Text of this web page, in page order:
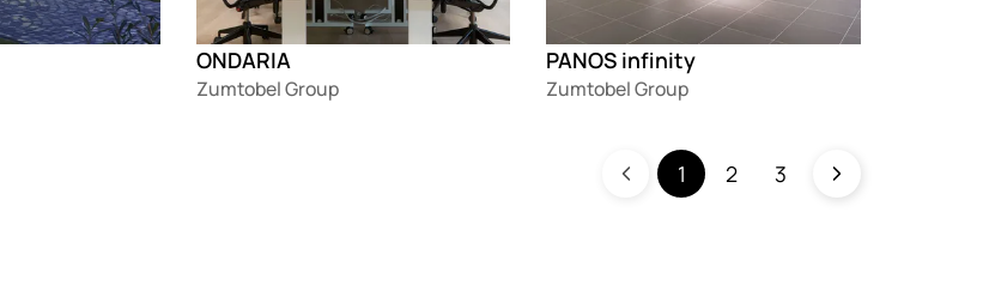
ONDARIA
Zumtobel Group
PANOS infinity
Zumtobel Group
1 2 3